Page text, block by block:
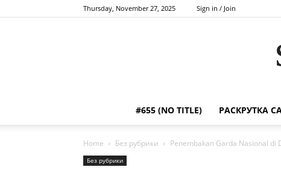
Thursday, November 27, 2025 Sign in / Join
#655 (NO TITLE) РАСКРУТКА
Home Без рубрики Penembakan Garda Nasional di
Без рубрики